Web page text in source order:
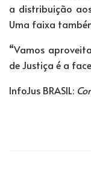
a distribuição
Uma faixa
“Vamos
de Justiça é a
InfoJus BRASIL: